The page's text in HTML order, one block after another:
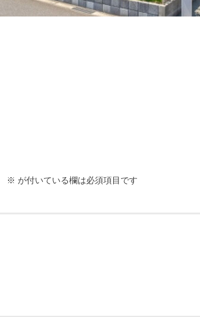
※ が付いている欄は必須項目です